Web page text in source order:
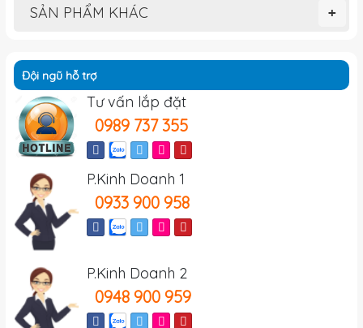
+
SẢN PHẨM KHÁC
Đội ngũ hỗ trợ
Tư vấn lắp đặt
0989 737 355
P.Kinh Doanh 1
0933 900 958
P.Kinh Doanh 2
0948 900 959